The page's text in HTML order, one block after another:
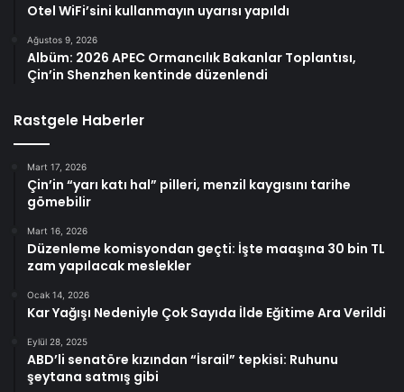
Otel WiFi’sini kullanmayın uyarısı yapıldı
Ağustos 9, 2026
Albüm: 2026 APEC Ormancılık Bakanlar Toplantısı,
Çin’in Shenzhen kentinde düzenlendi
Rastgele Haberler
Mart 17, 2026
Çin’in “yarı katı hal” pilleri, menzil kaygısını tarihe
gömebilir
Mart 16, 2026
Düzenleme komisyondan geçti: İşte maaşına 30 bin TL
zam yapılacak meslekler
Ocak 14, 2026
Kar Yağışı Nedeniyle Çok Sayıda İlde Eğitime Ara Verildi
Eylül 28, 2025
ABD’li senatöre kızından “İsrail” tepkisi: Ruhunu
şeytana satmış gibi